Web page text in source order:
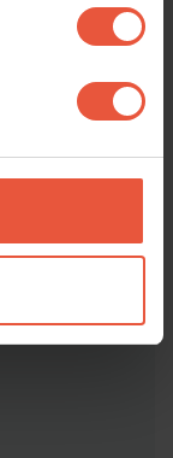
kl 9.00.
kontor. Dog
forbi kontoret.